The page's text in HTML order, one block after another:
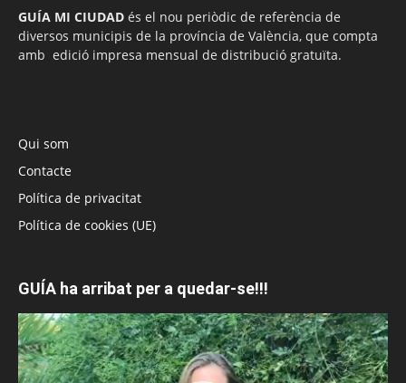
GUÍA MI CIUDAD és el nou periòdic de referència de
diversos municipis de la província de València, que compta
amb edició impresa mensual de distribució gratuïta.
Qui som
Contacte
Política de privacitat
Política de cookies (UE)
GUÍA ha arribat per a quedar-se!!!
Reproductor
de
vídeo